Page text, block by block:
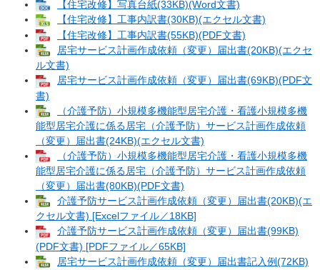
【住宅改修】写真台紙(33KB)(Word文書)
【住宅改修】工事内訳書(30KB)(エクセル文書)
【住宅改修】工事内訳書(55KB)(PDF文書)
居宅サービス計画作成依頼（変更）届出書(20KB)(エクセ
ル文書)
居宅サービス計画作成依頼（変更）届出書(69KB)(PDF文
書)
（介護予防）小規模多機能型居宅介護・看護小規模多機
能型居宅介護に係る居宅（介護予防）サービス計画作成依頼
（変更）届出書(24KB)(エクセル文書)
（介護予防）小規模多機能型居宅介護・看護小規模多機
能型居宅介護に係る居宅（介護予防）サービス計画作成依頼
（変更）届出書(80KB)(PDF文書)
介護予防サービス計画作成依頼（変更）届出書(20KB)(エ
クセル文書) [Excelファイル／18KB]
介護予防サービス計画作成依頼（変更）届出書(99KB)
(PDF文書) [PDFファイル／65KB]
居宅サービス計画作成依頼（変更）届出書記入例(72KB)